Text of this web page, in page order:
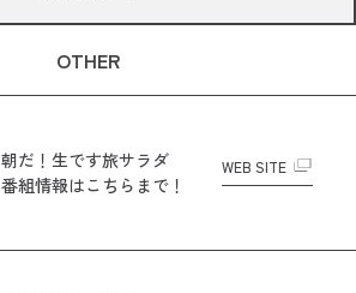
OTHER
朝だ！生です旅サラダ
番組情報はこちらまで！
WEB SITE